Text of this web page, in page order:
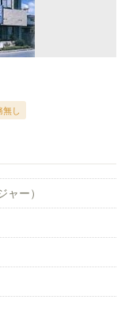
無し
ャー）